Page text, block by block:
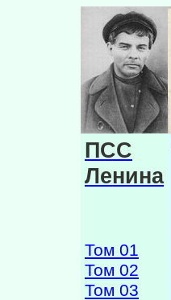
ПСС
Ленина
Том 01
Том 02
Том 03